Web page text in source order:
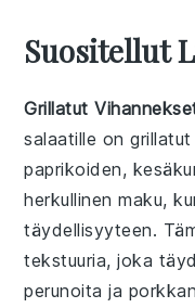
Suositellut
Grillatut
salaatille on
paprikoiden,
herkullinen maku,
täydellisyyteen.
tekstuuria, joka
perunoita ja